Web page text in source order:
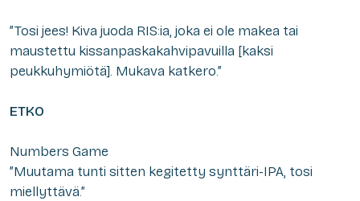
”Tosi jees! Kiva juoda RIS:ia, joka ei ole makea tai
maustettu kissanpaskakahvipavuilla [kaksi
peukkuhymiötä]. Mukava katkero.”
ETKO
Numbers Game
”Muutama tunti sitten kegitetty synttäri-IPA, tosi
miellyttävä.”